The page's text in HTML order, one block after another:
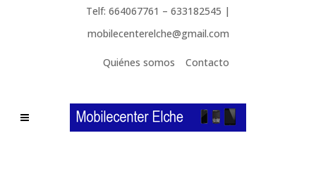
Telf: 664067761 – 633182545 |
mobilecenterelche@gmail.com
Quiénes somos Contacto